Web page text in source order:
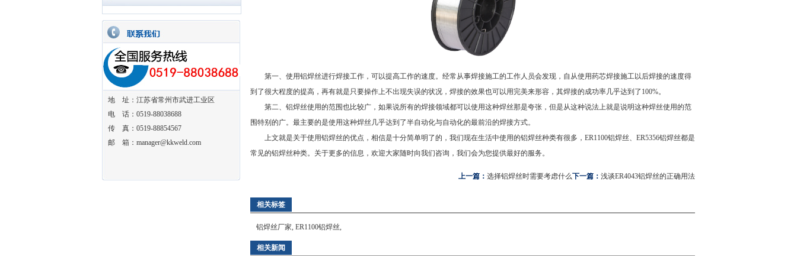
地 址：江苏省常州市武进工业区
电 话：0519-88038688
传 真：0519-88854567
邮 箱：manager@kkweld.com
第一、使用铝焊丝进行焊接工作，可以提高工作的速度。经常从事焊接施工的工作人员会发现，自从使用药芯焊接施工以后焊接的速度得
到了很大程度的提高，再有就是只要操作上不出现失误的状况，焊接的效果也可以用完美来形容，其焊接的成功率几乎达到了100%。
第二、铝焊丝使用的范围也比较广，如果说所有的焊接领域都可以使用这种焊丝那是夸张，但是从这种说法上就是说明这种焊丝使用的范
围特别的广。最主要的是使用这种焊丝几乎达到了半自动化与自动化的最前沿的焊接方式。
上文就是关于使用铝焊丝的优点，相信是十分简单明了的，我们现在生活中使用的铝焊丝种类有很多， ER1100铝焊丝、ER5356铝焊丝都是
常见的铝焊丝种类。关于更多的信息，欢迎大家随时向我们咨询，我们会为您提供最好的服务。
上一篇： 选择铝焊丝时需要考虑什么下一篇： 浅谈ER4043铝焊丝的正确用法
相关标签
铝焊丝厂家, ER1100铝焊丝,
相关新闻